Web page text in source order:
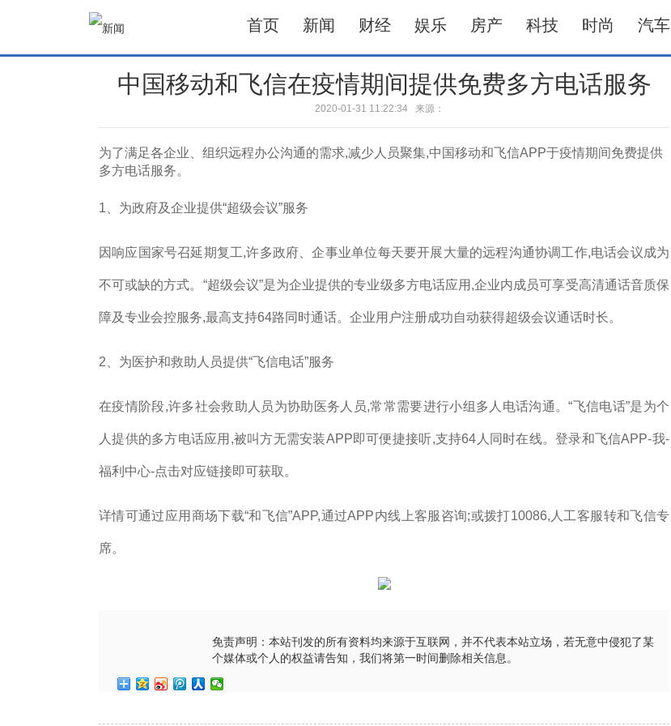
首页 新闻 财经 娱乐 房产 科技 时尚 汽车
中国移动和飞信在疫情期间提供免费多方电话服务
2020-01-31 11:22:34 来源：
为了满足各企业、组织远程办公沟通的需求,减少人员聚集,中国移动和飞信APP于疫情期间免费提供
多方电话服务。
1、为政府及企业提供“超级会议”服务
因响应国家号召延期复工,许多政府、企事业单位每天要开展大量的远程沟通协调工作,电话会议成为
不可或缺的方式。“超级会议”是为企业提供的专业级多方电话应用,企业内成员可享受高清通话音质保
障及专业会控服务,最高支持64路同时通话。企业用户注册成功自动获得超级会议通话时长。
2、为医护和救助人员提供“飞信电话”服务
在疫情阶段,许多社会救助人员为协助医务人员,常常需要进行小组多人电话沟通。“飞信电话”是为个
人提供的多方电话应用,被叫方无需安装APP即可便捷接听,支持64人同时在线。登录和飞信APP-我-
福利中心-点击对应链接即可获取。
详情可通过应用商场下载“和飞信”APP,通过APP内线上客服咨询;或拨打10086,人工客服转和飞信专
席。
免责声明：本站刊发的所有资料均来源于互联网，并不代表本站立场，若无意中侵犯了某
个媒体或个人的权益请告知，我们将第一时间删除相关信息。